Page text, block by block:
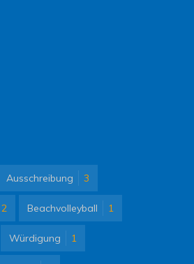
Ausschreibung 3
2 Beachvolleyball 1
Würdigung 1